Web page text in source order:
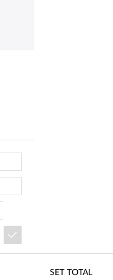
SET TOTAL